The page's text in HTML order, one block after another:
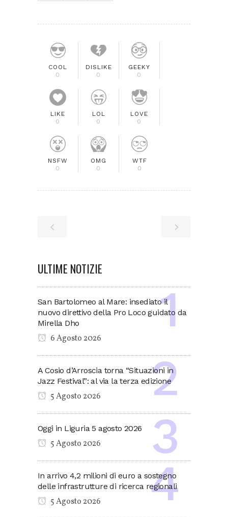
COOL
0
DISLIKE
0
GEEKY
0
LIKE
0
LOL
0
LOVE
0
NSFW
0
OMG
0
WTF
0
ULTIME NOTIZIE
San Bartolomeo al Mare: insediato il
nuovo direttivo della Pro Loco guidato da
Mirella Dho
6 Agosto 2026
A Cosio d’Arroscia torna “Situazioni in
Jazz Festival”: al via la terza edizione
5 Agosto 2026
Oggi in Liguria 5 agosto 2026
5 Agosto 2026
In arrivo 4,2 milioni di euro a sostegno
delle infrastrutture di ricerca regionali
5 Agosto 2026